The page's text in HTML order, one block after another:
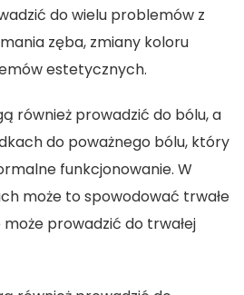
do wielu problemów z
zęba, zmiany koloru
estetycznych.
również prowadzić do bólu, a
do poważnego bólu, który
funkcjonowanie. W
może to spowodować trwałe
prowadzić do trwałej